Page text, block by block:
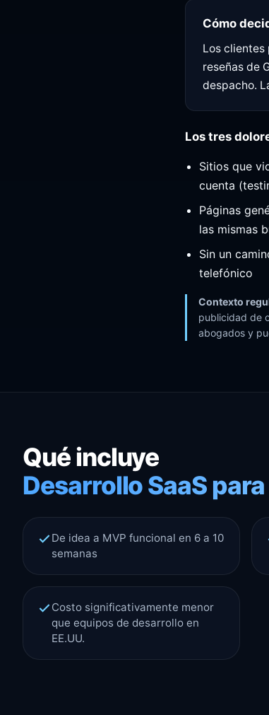
Cómo
Los clientes
reseñas de
despacho.
Los tres
Sitios que
cuenta
Páginas
las mismas
Sin un
telefónico
Contexto
publicidad de
abogados y
Qué incluye
Desarrollo SaaS
De idea a MVP funcional en 6 a 10
semanas
Costo significativamente menor
que equipos de desarrollo en
EE.UU.